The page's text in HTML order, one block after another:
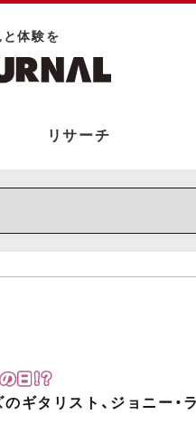
体験を
リサーチ
ギタリスト、ジョニー・